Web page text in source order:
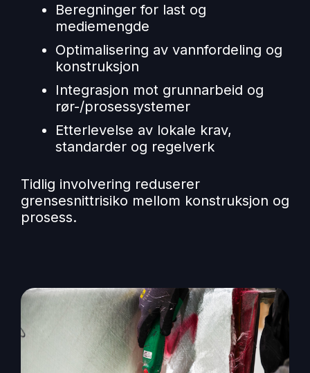
Beregninger for last og
mediemengde
Optimalisering av vannfordeling og
konstruksjon
Integrasjon mot grunnarbeid og
rør-/prosessystemer
Etterlevelse av lokale krav,
standarder og regelverk
Tidlig involvering reduserer
grensesnittrisiko mellom konstruksjon og
prosess.